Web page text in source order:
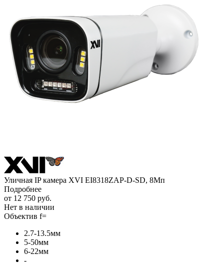
Уличная IP камера XVI EI8318ZAP-D-SD, 8Мп
Подробнее
от 12 750 руб.
Нет в наличии
Объектив f=
2.7-13.5мм
5-50мм
6-22мм
-